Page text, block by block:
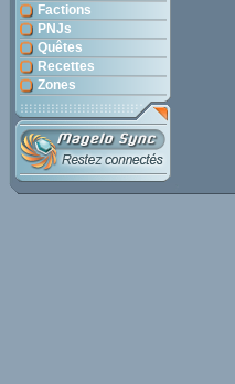
Factions
PNJs
Quêtes
Recettes
Zones